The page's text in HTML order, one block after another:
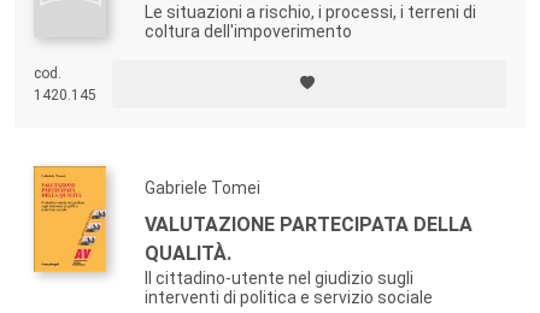
Le situazioni a rischio, i processi, i terreni di
coltura dell'impoverimento
cod.
1420.145
Gabriele Tomei
VALUTAZIONE PARTECIPATA DELLA
QUALITÀ.
Il cittadino-utente nel giudizio sugli
interventi di politica e servizio sociale